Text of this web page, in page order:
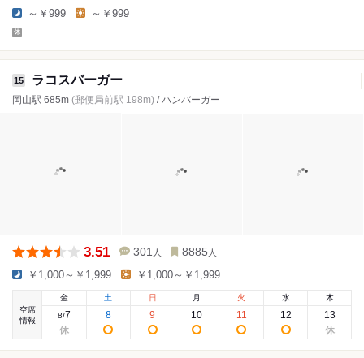
～￥999 ～￥999
-
15 ラコスバーガー
岡山駅 685m (郵便局前駅 198m) / ハンバーガー
3.51 301 人 8885 人
￥1,000～￥1,999 ￥1,000～￥1,999
空席
情報
金
8/7
土
8
日
9
月
10
火
11
水
12
木
13